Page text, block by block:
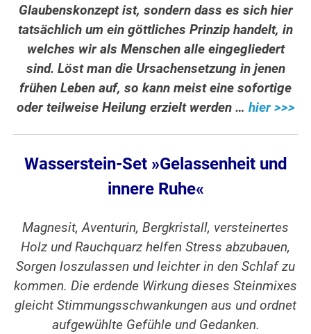
Glaubenskonzept ist, sondern dass es sich hier
tatsächlich um ein göttliches Prinzip handelt, in
welches wir als Menschen alle eingegliedert
sind. Löst man die Ursachensetzung in jenen
frühen Leben auf, so kann meist eine sofortige
oder teilweise Heilung erzielt werden … hier >>>
Wasserstein-Set »Gelassenheit und
innere Ruhe«
Magnesit, Aventurin, Bergkristall, versteinertes
Holz und Rauchquarz helfen Stress abzubauen,
Sorgen loszulassen und leichter in den Schlaf zu
kommen. Die erdende Wirkung dieses Steinmixes
gleicht Stimmungsschwankungen aus und ordnet
aufgewühlte Gefühle und Gedanken.